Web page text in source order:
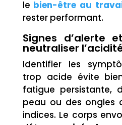
le bien-être au
rester performant.
Signes d’alerte
neutraliser
Identifier les
trop acide évite
fatigue persistante,
peau ou des ongles
indices. Le corps